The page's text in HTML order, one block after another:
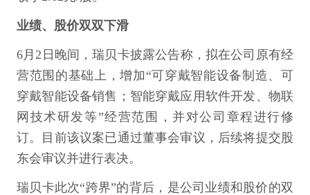
业绩、股价双双下滑
6月2日晚间，瑞贝卡披露公告称，拟在公司原有经
营范围的基础上，增加“可穿戴智能设备制造、可
穿戴智能设备销售；智能穿戴应用软件开发、物联
网技术研发等”经营范围，并对公司章程进行修
订。目前该议案已通过董事会审议，后续将提交股
东会审议并进行表决。
瑞贝卡此次“跨界”的背后，是公司业绩和股价的双